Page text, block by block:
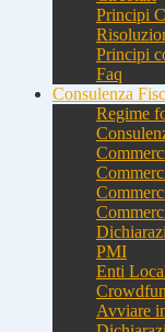
Principi
Principi
Faq
Consulenza
Regime
PMI
Enti
Avviare